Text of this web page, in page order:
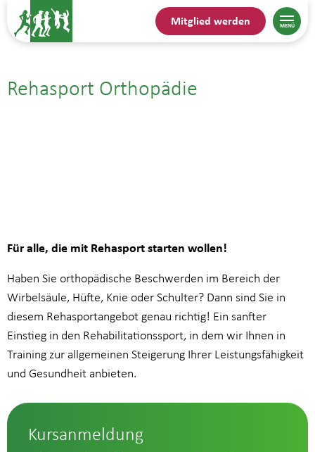
Mitglied werden
Rehasport Orthopädie
24.07.25| 10:00
Für alle, die mit Rehasport starten wollen!
Haben Sie orthopädische Beschwerden im Bereich der
Wirbelsäule, Hüfte, Knie oder Schulter? Dann sind Sie in
diesem Rehasportangebot genau richtig! Ein sanfter
Einstieg in den Rehabilitationssport, in dem wir Ihnen in
Training zur allgemeinen Steigerung Ihrer Leistungsfähigkeit
und Gesundheit anbieten.
Kursanmeldung